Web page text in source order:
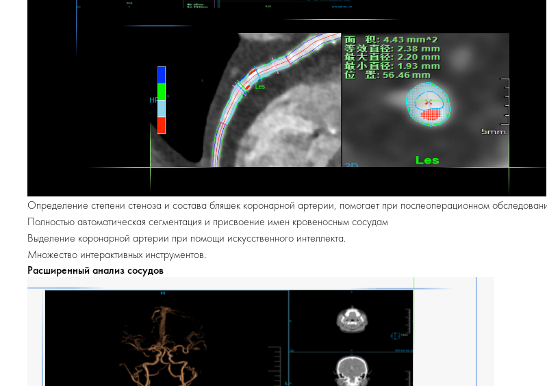
Определение степени стеноза и состава бляшек коронарной артерии, помогает при послеоперационном
Полностью автоматическая сегментация и присвоение имен кровеносным сосудам
Выделение коронарной артерии при помощи искусственного интеллекта.
Множество интерактивных инструментов.
Расширенный анализ сосудов